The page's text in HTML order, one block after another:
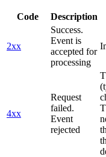
Code Description
2xx
Success.
Event is
accepted for
processing
4xx
Request
failed.
Event
rejected